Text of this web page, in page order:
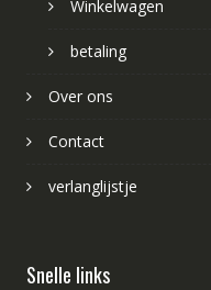
Winkelwagen
betaling
Over ons
Contact
verlanglijstje
Snelle links